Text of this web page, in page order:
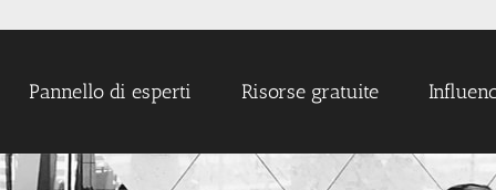
Pannello di esperti Risorse gratuite